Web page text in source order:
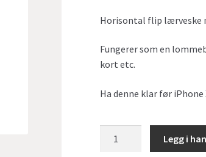
Horisontal flip lærveske
Fungerer som en
kort etc.
Ha denne klar før
Legg i